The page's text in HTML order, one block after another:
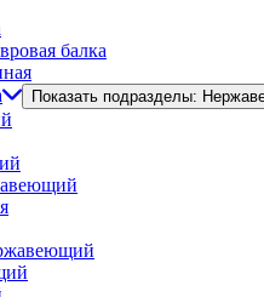
балка
Показать подразделы: